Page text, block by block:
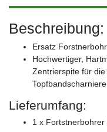
Beschreibung:
Ersatz
Hochwertiger,
Zentrierspite für
Lieferumfang:
1 x